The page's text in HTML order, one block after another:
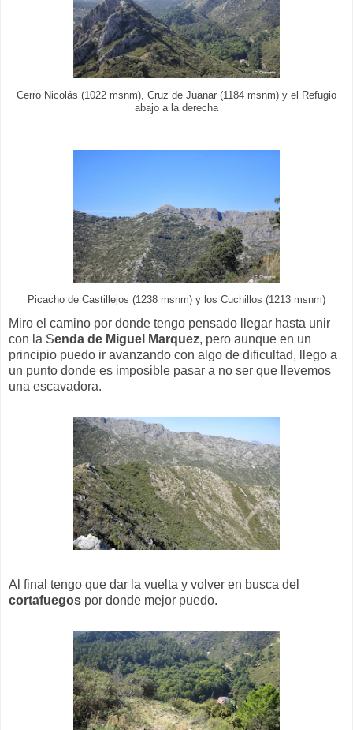
Cerro Nicolás (1022 msnm), Cruz de Juanar (1184 msnm) y el Refugio
abajo a la derecha
Picacho de Castillejos (1238 msnm) y los Cuchillos (1213 msnm)
Miro el camino por donde tengo pensado llegar hasta unir
con la Senda de Miguel Marquez, pero aunque en un
principio puedo ir avanzando con algo de dificultad, llego a
un punto donde es imposible pasar a no ser que llevemos
una escavadora.
Al final tengo que dar la vuelta y volver en busca del
cortafuegos por donde mejor puedo.